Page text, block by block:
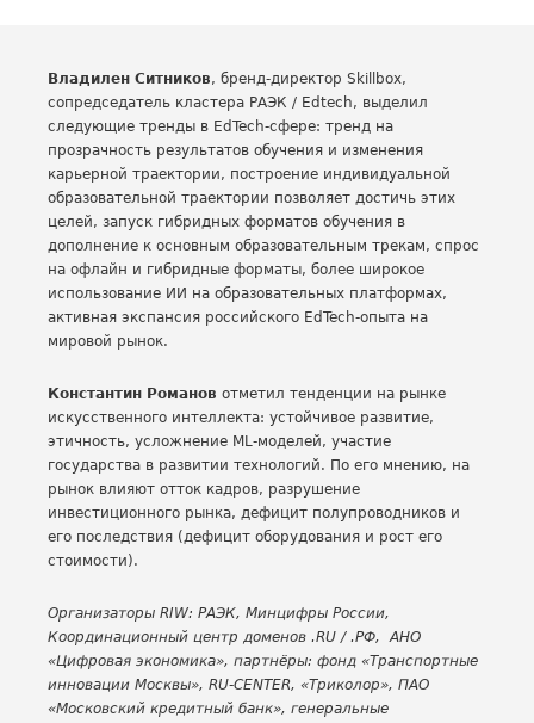
Владилен Ситников, бренд-директор Skillbox,
сопредседатель кластера РАЭК / Edtech, выделил
следующие тренды в EdTech-сфере: тренд на
прозрачность результатов обучения и изменения
карьерной траектории, построение индивидуальной
образовательной траектории позволяет достичь этих
целей, запуск гибридных форматов обучения в
дополнение к основным образовательным трекам, спрос
на офлайн и гибридные форматы, более широкое
использование ИИ на образовательных платформах,
активная экспансия российского EdTech-опыта на
мировой рынок.
Константин Романов отметил тенденции на рынке
искусственного интеллекта: устойчивое развитие,
этичность, усложнение ML-моделей, участие
государства в развитии технологий. По его мнению, на
рынок влияют отток кадров, разрушение
инвестиционного рынка, дефицит полупроводников и
его последствия (дефицит оборудования и рост его
стоимости).
Организаторы RIW: РАЭК, Минцифры России,
Координационный центр доменов .RU / .РФ, АНО
«Цифровая экономика», партнёры: фонд «Транспортные
инновации Москвы», RU-CENTER, «Триколор», ПАО
«Московский кредитный банк», генеральные